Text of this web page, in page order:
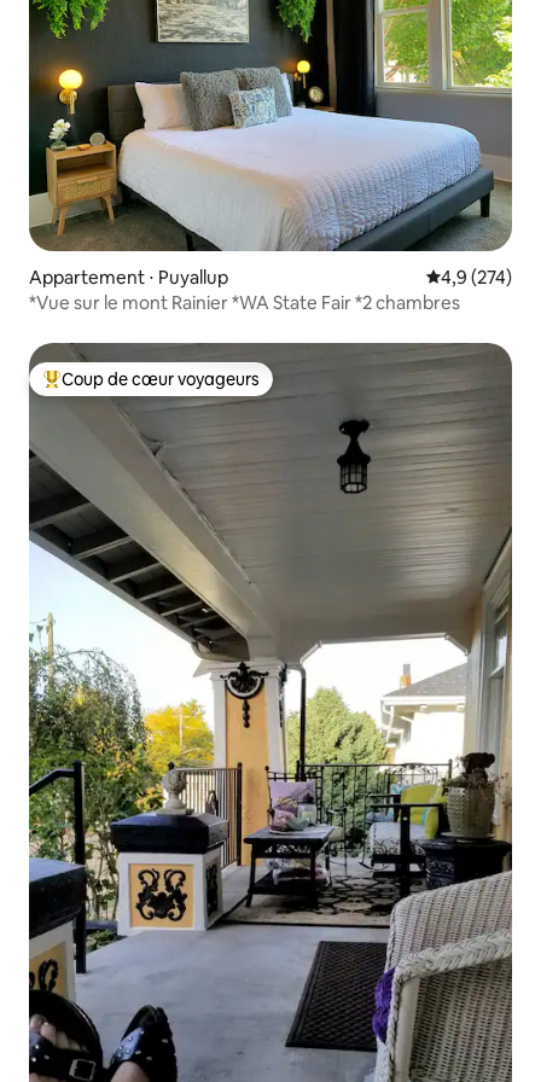
Appartement ⋅ Puyallup Évaluation
4,9 (274)
*Vue sur le mont Rainier *WA State Fair *2 chambres
Coups de cœur voyageurs les plus appréciés
Coup de cœur voyageurs